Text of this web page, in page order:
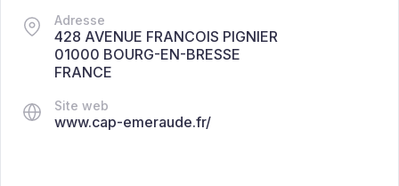
Adresse
428 AVENUE FRANCOIS PIGNIER
01000 BOURG-EN-BRESSE
FRANCE
Site web
www.cap-emeraude.fr/